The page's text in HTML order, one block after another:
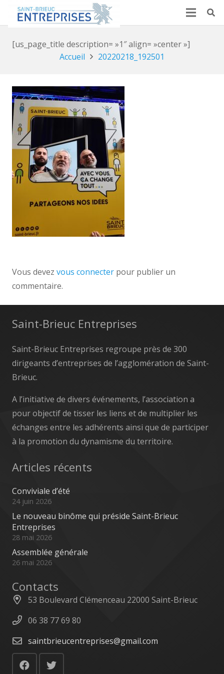
[us_page_title description= »1″ align= »center »]
Accueil
20220218_192501
Vous devez vous connecter pour publier un
commentaire.
Saint-Brieuc Entreprises
Saint-Brieuc Entreprises regroupe près de 300
dirigeants d’entreprises de l’agglomération de Saint-
Brieuc.
A l’initiative de divers événements, l’association a
pour objectif de tisser les liens et de multiplier les
échanges entre les adhérents ainsi que de participer
à la promotion du dynamisme du territoire.
Articles récents
Conviviale d’été
24 juin 2026
Le nouveau binôme qui préside Saint-Brieuc
Entreprises
28 mai 2026
Assemblée générale
26 mai 2026
Contacts
53 Boulevard Clémenceau 22000 Saint-Brieuc
06 38 77 69 80
saintbrieucentreprises@gmail.com